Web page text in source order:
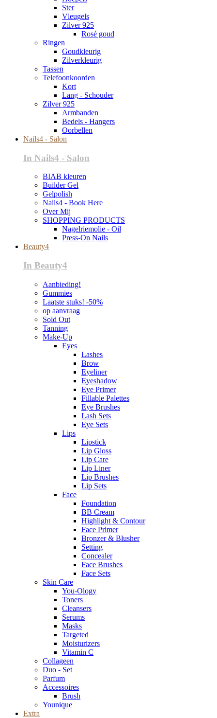
Ster
Vleugels
Zilver 925
Rosé goud
Ringen
Goudkleurig
Zilverkleurig
Tassen
Telefoonkoorden
Kort
Lang - Schouder
Zilver 925
Armbanden
Bedels - Hangers
Oorbellen
Nails4 - Salon
In Nails4 - Salon
BIAB kleuren
Builder Gel
Gelpolish
Nails4 - Book Here
Over Mij
SHOPPING PRODUCTS
Nagelriemolie - Oil
Press-On Nails
Beauty4
In Beauty4
Aanbieding!
Gummies
Laatste stuks! -50%
op aanvraag
Sold Out
Tanning
Make-Up
Eyes
Lashes
Brow
Eyeliner
Eyeshadow
Eye Primer
Fillable Palettes
Eye Brushes
Lash Sets
Eye Sets
Lips
Lipstick
Lip Gloss
Lip Care
Lip Liner
Lip Brushes
Lip Sets
Face
Foundation
BB Cream
Highlight & Contour
Face Primer
Bronzer & Blusher
Setting
Concealer
Face Brushes
Face Sets
Skin Care
You-Ology
Toners
Cleansers
Serums
Masks
Targeted
Moisturizers
Vitamin C
Collageen
Duo - Set
Parfum
Accessoires
Brush
Younique
Extra